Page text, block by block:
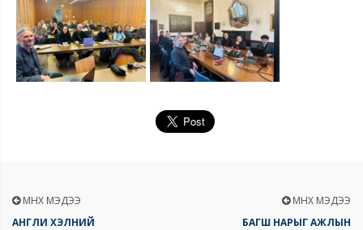
ӨМНӨХ МЭДЭЭ
АНГЛИ ХЭЛНИЙ
ӨМНӨХ МЭДЭЭ
БАГШ НАРЫГ АЖЛЫН